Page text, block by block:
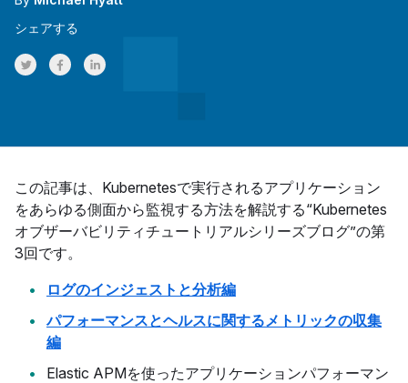
シェアする
Share on Twitter
Share on Facebook
Share on LinkedInr
この記事は、Kubernetesで実行されるアプリケーション
をあらゆる側面から監視する方法を解説する“Kubernetes
オブザーバビリティチュートリアルシリーズブログ”の第
3回です。
ログのインジェストと分析編
パフォーマンスとヘルスに関するメトリックの収集
編
Elastic APMを使ったアプリケーションパフォーマン